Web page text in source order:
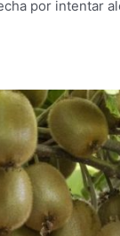
por intentar